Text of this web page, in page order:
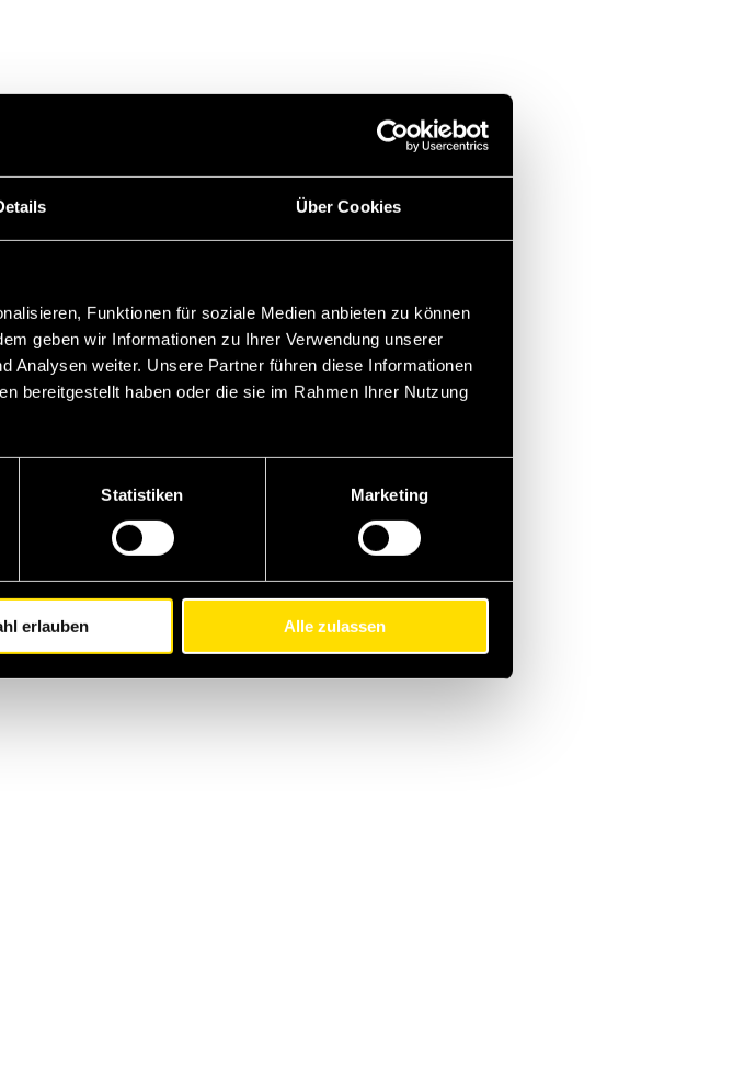
Über Cookies
Funktionen für soziale Medien anbieten zu können
geben wir Informationen zu Ihrer Verwendung unserer
Analysen weiter. Unsere Partner führen diese Informationen
bereitgestellt haben oder die sie im Rahmen Ihrer Nutzung
Statistiken Marketing
erlauben Alle zulassen